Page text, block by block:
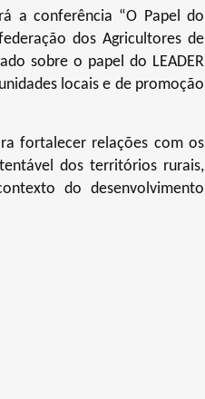
a conferência “O Papel do
dos Agricultores de
sobre o papel do LEADER
locais e de promoção
fortalecer relações com os
dos territórios rurais,
do desenvolvimento